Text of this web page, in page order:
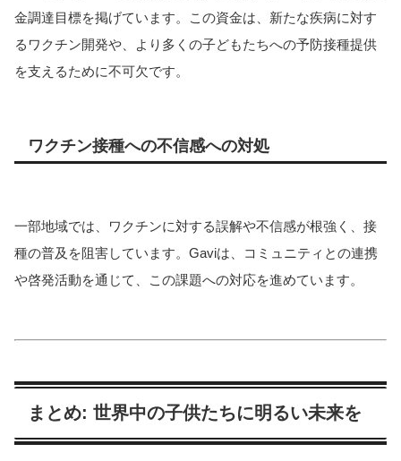
金調達目標を掲げています。この資金は、新たな疾病に対す
るワクチン開発や、より多くの子どもたちへの予防接種提供
を支えるために不可欠です。
ワクチン接種への不信感への対処
一部地域では、ワクチンに対する誤解や不信感が根強く、接
種の普及を阻害しています。Gaviは、コミュニティとの連携
や啓発活動を通じて、この課題への対応を進めています。
まとめ: 世界中の子供たちに明るい未来を